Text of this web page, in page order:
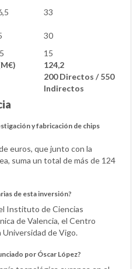
33
30
15
124,2
200 Directos / 550
Indirectos
y fabricación de chips
euros, que junto con la
suma un total de más de 124
de esta inversión?
Instituto de Ciencias
de Valencia, el Centro
de Vigo.
por Óscar López?